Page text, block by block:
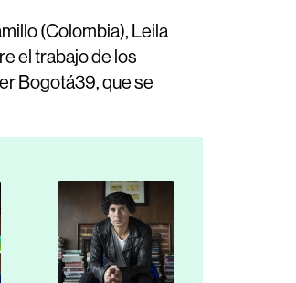
(Colombia), Leila
el trabajo de los
Bogotá39, que se